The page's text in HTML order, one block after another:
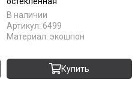
В наличии
Артикул: 6499
Материал: экошпон
Купить